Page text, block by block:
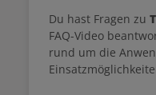
Du hast Fragen zu
FAQ-Video
rund um die